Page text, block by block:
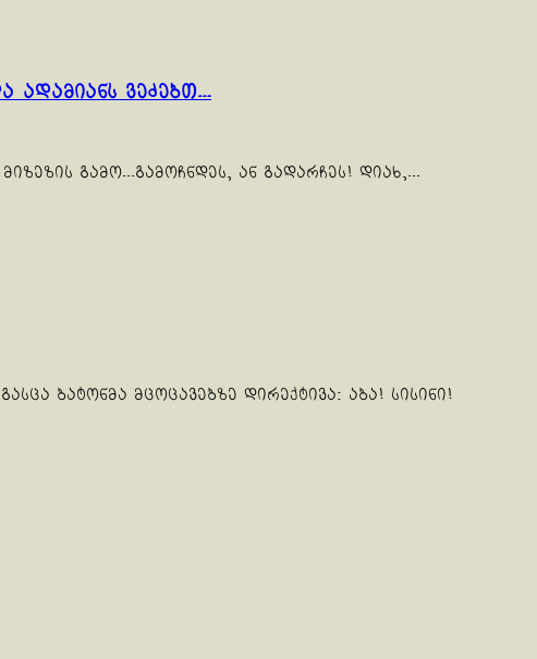
ადამიანს ვეძებთ…
გამო...გამოჩნდეს, ან გადარჩეს! დიახ,...
ბატონმა მცოცავებზე დირექტივა: აბა! სისინი!